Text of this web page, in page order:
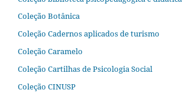
Coleção Botânica
Coleção Cadernos aplicados de turismo
Coleção Caramelo
Coleção Cartilhas de Psicologia Social
Coleção CINUSP